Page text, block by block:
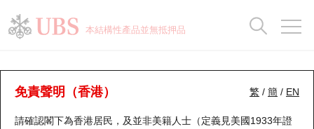
本結構性產品並無抵押品
繁 / 簡 / EN
免責聲明（香港）
請確認閣下為香港居民，及並非美籍人士（定義見美國1933年證
認股證分析儀
表現 街貨統計 比較
瑞銀認股證一覽
新發行瑞銀認股證
街貨統計
比較
牛熊全景快搜
牛熊證搜尋
街貨統計
比較
十大升幅/跌幅
十大認股證成交分佈
正股分析儀
二十大活躍股份
持股比重
顯示所有持股比重
每月輪證大市專題
輪證專欄